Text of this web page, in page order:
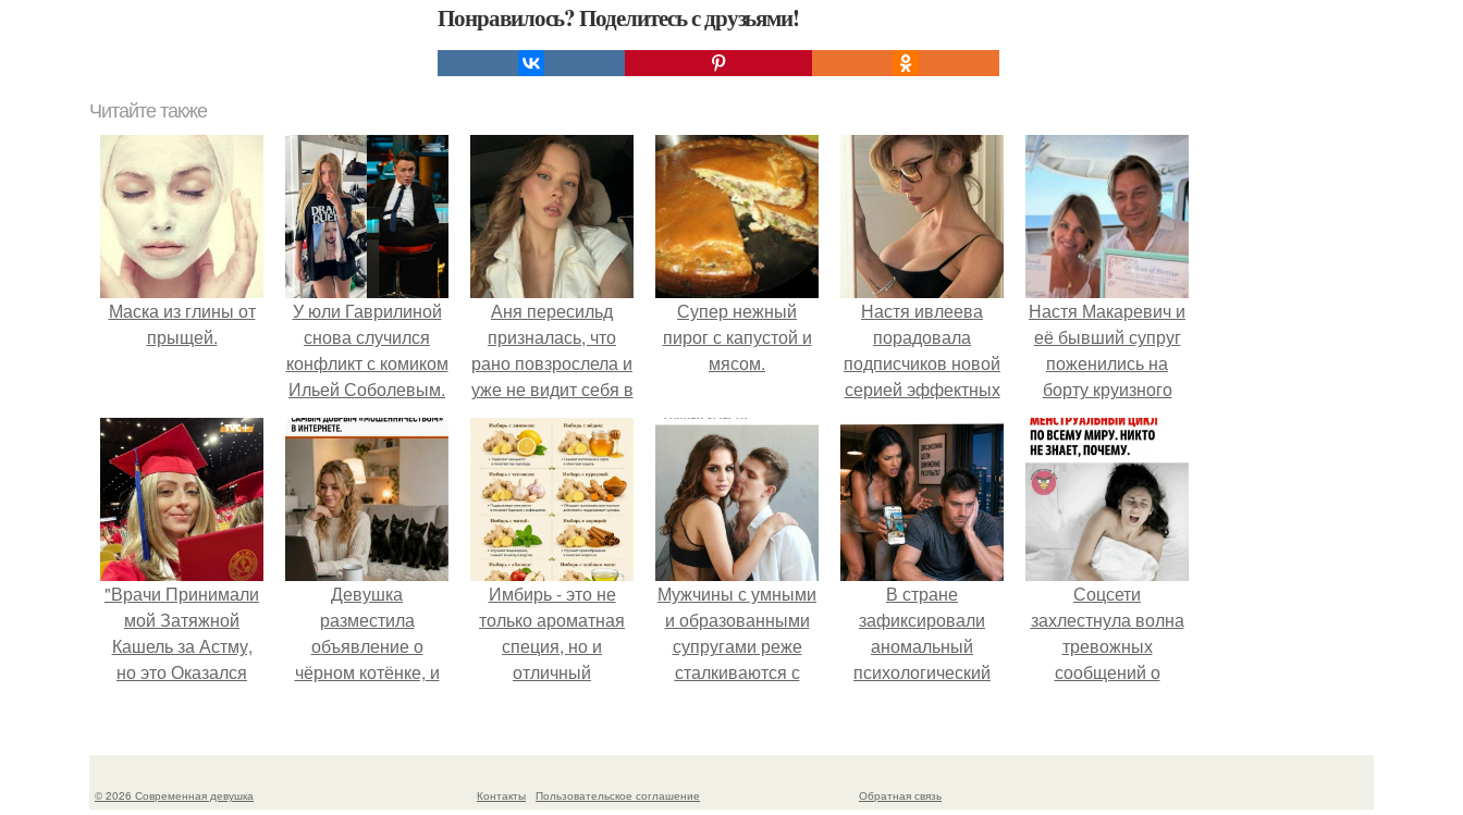
Понравилось? Поделитесь с друзьями!
Читайте также
Маска из глины от
прыщей.
У юли Гаврилиной
снова случился
конфликт с комиком
Ильей Соболевым.
Аня пересильд
призналась, что
рано повзрослела и
уже не видит себя в
школе.
Супер нежный
пирог с капустой и
мясом.
Настя ивлеева
порадовала
подписчиков новой
серией эффектных
обычно, вызвала
бурное обсуждение
в соцсетях.
Настя Макаревич и
её бывший супруг
поженились на
борту круизного
лайнера.
"Врачи Принимали
мой Затяжной
Кашель за Астму,
но это Оказался
Девушка
разместила
объявление о
чёрном котёнке, и
новый дом.
Имбирь - это не
только ароматная
специя, но и
отличный
и блюд.
Мужчины с умными
и образованными
супругами реже
сталкиваются с
эксперт воз.
В стране
зафиксировали
аномальный
психологический
жесткая депрессия
парней на 10 лет
Соцсети
захлестнула волна
тревожных
сообщений о
Феномене".
© 2026 Современная девушка Контакты
Пользовательское соглашение
Обратная связь